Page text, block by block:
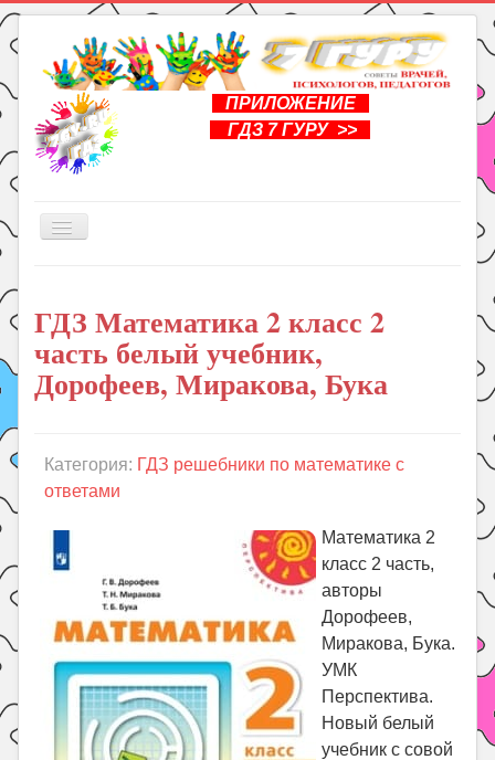
ПРИЛОЖЕНИЕ
ГДЗ 7 ГУРУ >>
Включить/
Книги
Рукоделие
Подготовка к школе
ГДЗ
Летом!
Поиск
ГДЗ Математика 2 класс 2
часть белый учебник,
Дорофеев, Миракова, Бука
Категория: ГДЗ решебники по математике с
ответами
Математика 2
класс 2 часть,
авторы
Дорофеев,
Миракова, Бука.
УМК
Перспектива.
Новый белый
учебник с совой